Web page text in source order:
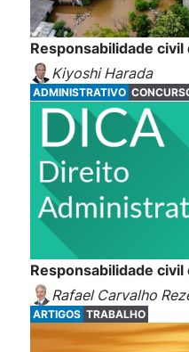
Responsabilidade
Kiyoshi Harada
ADMINISTRATIVO
Responsabilidade civil
Rafael Carvalho
ARTIGOS TRABALHO